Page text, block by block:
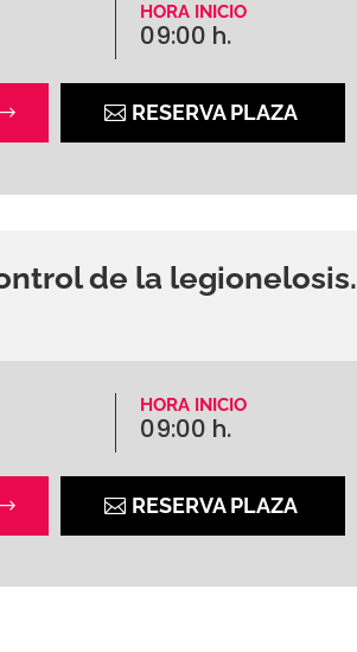
HORA INICIO
09:00 h.
RESERVA PLAZA
de la legionelosis.
HORA INICIO
09:00 h.
RESERVA PLAZA